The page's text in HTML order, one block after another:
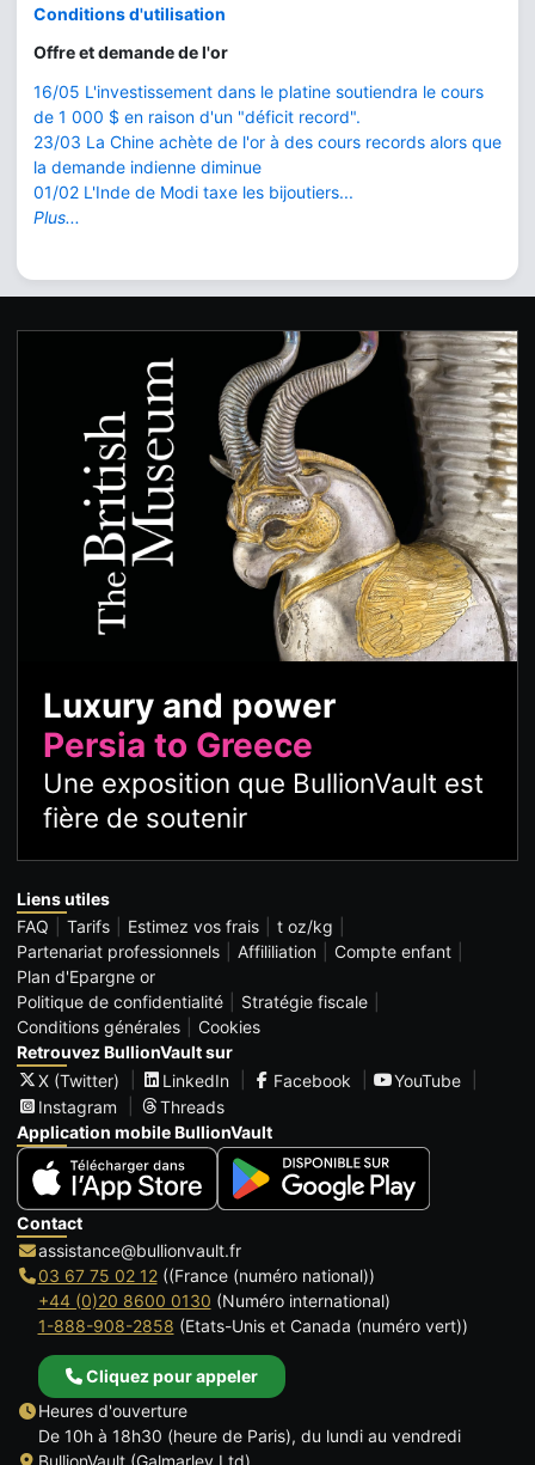
Conditions d'utilisation
Offre et demande de l'or
16/05 L'investissement dans le platine soutiendra le cours
de 1 000 $ en raison d'un "déficit record".
23/03 La Chine achète de l'or à des cours records alors que
la demande indienne diminue
01/02 L'Inde de Modi taxe les bijoutiers...
Plus...
Luxury and power
Persia to Greece
Une exposition que BullionVault est
fière de soutenir
Liens utiles
FAQ
Tarifs Estimez vos frais
t oz/kg
Partenariat professionnels
Affililiation
Compte enfant
Plan d'Epargne or
Politique de confidentialité
Stratégie fiscale
Conditions générales
Cookies
Retrouvez BullionVault sur
X (Twitter)
LinkedIn Facebook
YouTube
Instagram
Threads
Application mobile BullionVault
Contact
assistance@bullionvault.fr
03 67 75 02 12((France (numéro national))
+44 (0)20 8600 0130 (Numéro international)
1-888-908-2858 (Etats-Unis et Canada (numéro vert))
Cliquez pour appeler
Heures d'ouverture
De 10h à 18h30 (heure de Paris), du lundi au vendredi
BullionVault (Galmarley Ltd)